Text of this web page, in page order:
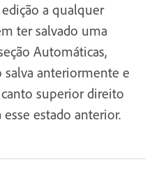
a qualquer
ter salvado uma
Automáticas,
salva anteriormente e
superior direito
estado anterior.